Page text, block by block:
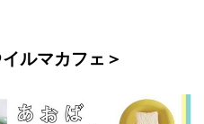
ルマカフェ＞